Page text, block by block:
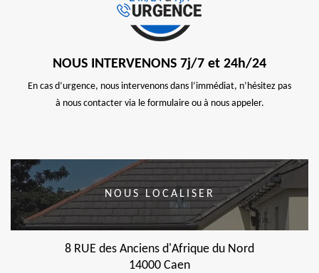
NOUS INTERVENONS 7j/7 et 24h/24
En cas d’urgence, nous intervenons dans l’immédiat, n’hésitez pas
à nous contacter via le formulaire ou à nous appeler.
NOUS LOCALISER
8 RUE des Anciens d'Afrique du Nord
14000 Caen